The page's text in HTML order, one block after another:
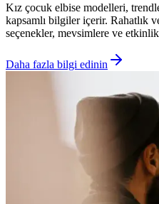
Kız çocuk elbise modelleri,
kapsamlı bilgiler içerir. Rahatlık
seçenekler, mevsimlere ve
Daha fazla bilgi edinin